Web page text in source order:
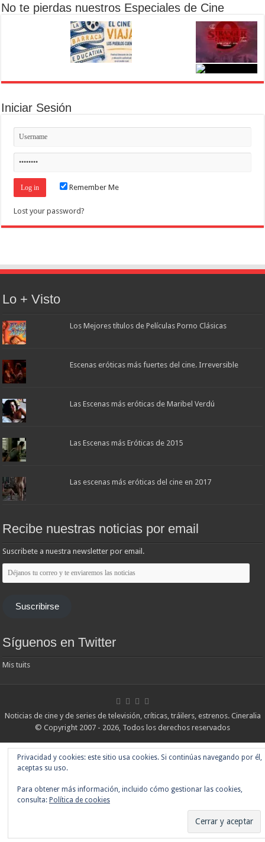
No te pierdas nuestros Especiales de Cine
Iniciar Sesión
Remember Me
Lost your password?
Lo + Visto
Los Mejores títulos de Películas Porno Clásicas
Escenas eróticas más fuertes del cine. Irreversible
Las Escenas más eróticas de Maribel Verdú
Las Escenas más Eróticas de 2015
Las escenas más eróticas del cine en 2017
Recibe nuestras noticias por email
Suscribete a nuestra newsletter por email.
Déjanos
tu
correo
enviaremos
Suscribirse
Síguenos en Twitter
Mis tuits
Noticias de cine y de series de televisión, críticas, tráilers, estrenos. Cineralia
© Copyright 2007 - 2026, Todos los derechos reservados
Privacidad y cookies: este sitio usa cookies. Si continúas navegando por él,
aceptas su uso.
Para obtener más información, incluido cómo gestionar las cookies,
consulta: Política de cookies